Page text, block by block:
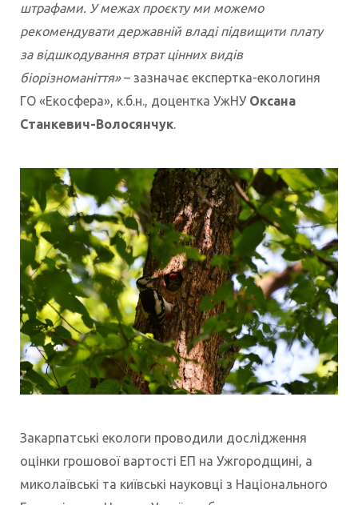
штрафами. У межах проєкту ми можемо
рекомендувати державній владі підвищити плату
за відшкодування втрат цінних видів
біорізноманіття»– зазначає експертка-екологиня
ГО «Екосфера», к.б.н., доцентка УжНУ Оксана
Станкевич-Волосянчук.
Закарпатські екологи проводили дослідження
оцінки грошової вартості ЕП на Ужгородщині, а
миколаївські та київські науковці з Національного